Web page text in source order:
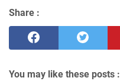
Share :
You may like these posts :